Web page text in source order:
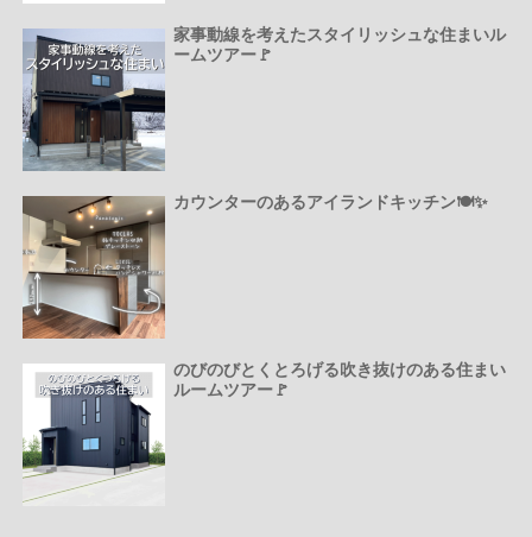
家事動線を考えたスタイリッシュな住まいル
ームツアー🚩
カウンターのあるアイランドキッチン🍽️✨
のびのびとくとろげる吹き抜けのある住まい
ルームツアー🚩